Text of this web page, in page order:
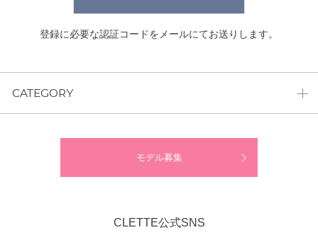
登録に必要な認証コードをメールにてお送りします。
CATEGORY
モデル募集
CLETTE公式SNS